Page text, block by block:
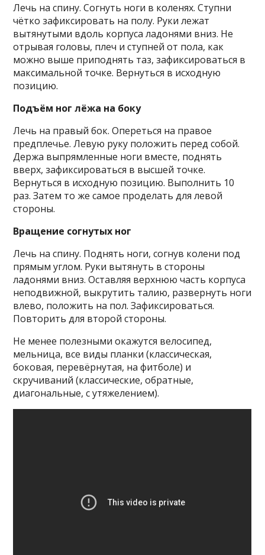
Лечь на спину. Согнуть ноги в коленях. Ступни
чётко зафиксировать на полу. Руки лежат
вытянутыми вдоль корпуса ладонями вниз. Не
отрывая головы, плеч и ступней от пола, как
можно выше приподнять таз, зафиксироваться в
максимальной точке. Вернуться в исходную
позицию.
Подъём ног лёжа на боку
Лечь на правый бок. Опереться на правое
предплечье. Левую руку положить перед собой.
Держа выпрямленные ноги вместе, поднять
вверх, зафиксироваться в высшей точке.
Вернуться в исходную позицию. Выполнить 10
раз. Затем то же самое проделать для левой
стороны.
Вращение согнутых ног
Лечь на спину. Поднять ноги, согнув колени под
прямым углом. Руки вытянуть в стороны
ладонями вниз. Оставляя верхнюю часть корпуса
неподвижной, выкрутить талию, развернуть ноги
влево, положить на пол. Зафиксироваться.
Повторить для второй стороны.
Не менее полезными окажутся велосипед,
мельница, все виды планки (классическая,
боковая, перевёрнутая, на фитболе) и
скручиваний (классические, обратные,
диагональные, с утяжелением).